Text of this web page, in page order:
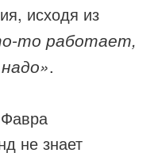
исходя из
то работает,
.
не знает